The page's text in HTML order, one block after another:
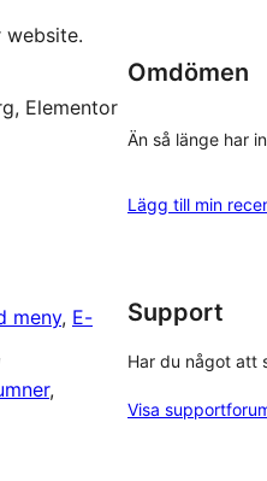
website.
Elementor
meny, E-
Omdömen
Än så länge har
Lägg till min
Support
Har du något att
Visa